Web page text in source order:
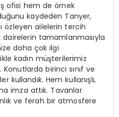
ofisi hem de örnek
kaydeden Tanyer,
özleyen ailelerin tercih
tamamlanmasıyla
daha çok ilgi
kadın müşterilerimiz
birinci sınıf ve
kullandık. Hem kullanışlı,
imza attık. Tavanlar
ve ferah bir atmosfere